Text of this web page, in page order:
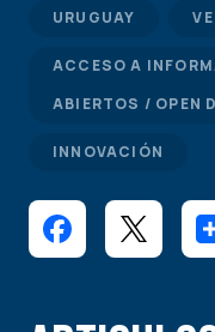
URUGUAY
ACCESO A
ABIERTOS / OPEN
INNOVACIÓN